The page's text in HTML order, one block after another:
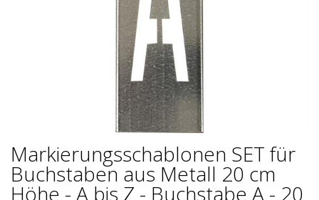
Markierungsschablonen SET für
Buchstaben aus Metall 20 cm
Höhe - A bis Z - Buchstabe A - 20